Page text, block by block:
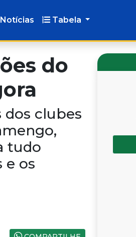
Tabela
do
dos clubes
tudo
e os